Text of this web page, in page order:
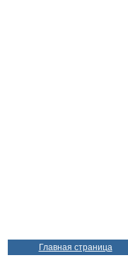
Главная страница